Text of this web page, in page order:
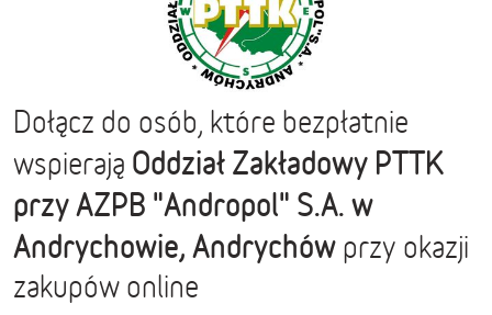
Dołącz do osób, które bezpłatnie
wspierają Oddział Zakładowy PTTK
przy AZPB "Andropol" S.A. w
Andrychowie, Andrychów przy okazji
zakupów online